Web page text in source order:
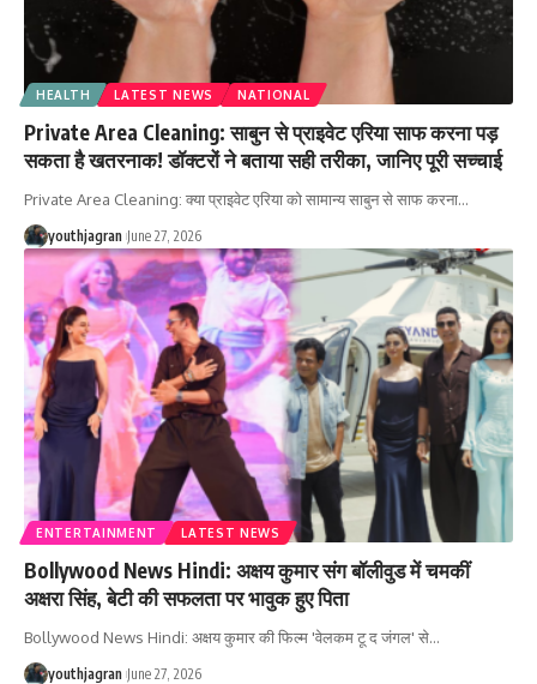
HEALTH LATEST NEWS NATIONAL
Private Area Cleaning: साबुन से प्राइवेट एरिया साफ करना पड़
सकता है खतरनाक! डॉक्टरों ने बताया सही तरीका, जानिए पूरी सच्चाई
Private Area Cleaning: क्या प्राइवेट एरिया को सामान्य साबुन से साफ करना…
youthjagran June 27, 2026
ENTERTAINMENT LATEST NEWS
Bollywood News Hindi: अक्षय कुमार संग बॉलीवुड में चमकीं
अक्षरा सिंह, बेटी की सफलता पर भावुक हुए पिता
Bollywood News Hindi: अक्षय कुमार की फिल्म 'वेलकम टू द जंगल' से…
youthjagran June 27, 2026